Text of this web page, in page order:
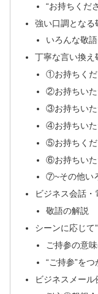
“お持ちくだ
強い口調となる
いろんな敬
丁寧な言い換え
①お持ちくだ
②お持ちいた
③お持ちいた
④お持ちいた
⑤お持ちくだ
⑥お持ちいた
⑦~その他い
ビジネス会話・
敬語の解説
シーンに応じて
ご持参の意
“ご持参”を
ビジネスメール